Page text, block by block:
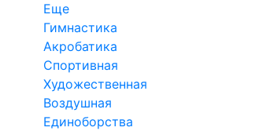
Еще
Гимнастика
Акробатика
Спортивная
Художественная
Воздушная
Единоборства